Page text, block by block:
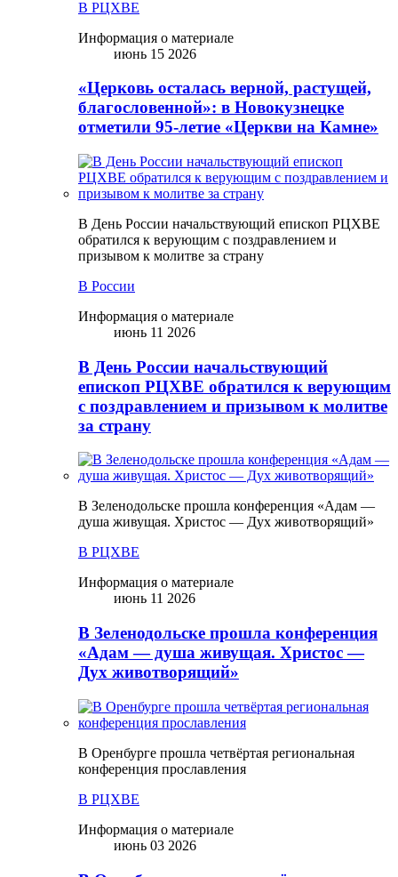
В РЦХВЕ
Информация о материале
июнь 15 2026
«Церковь осталась верной, растущей,
благословенной»: в Новокузнецке
отметили 95-летие «Церкви на Камне»
В День России начальствующий епископ РЦХВЕ
обратился к верующим с поздравлением и
призывом к молитве за страну
В России
Информация о материале
июнь 11 2026
В День России начальствующий
епископ РЦХВЕ обратился к верующим
с поздравлением и призывом к молитве
за страну
В Зеленодольске прошла конференция «Адам —
душа живущая. Христос — Дух животворящий»
В РЦХВЕ
Информация о материале
июнь 11 2026
В Зеленодольске прошла конференция
«Адам — душа живущая. Христос —
Дух животворящий»
В Оренбурге прошла четвёртая региональная
конференция прославления
В РЦХВЕ
Информация о материале
июнь 03 2026